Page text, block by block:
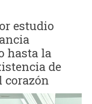
estudio
hasta la
de
corazón